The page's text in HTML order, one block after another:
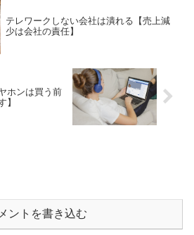
テレワークしない会社は潰れる【売上減
少は会社の責任】
ホンは買う前
】
ントを書き込む